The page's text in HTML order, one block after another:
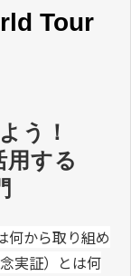
Tour
う！
用する
何から取り組め
実証）とは何